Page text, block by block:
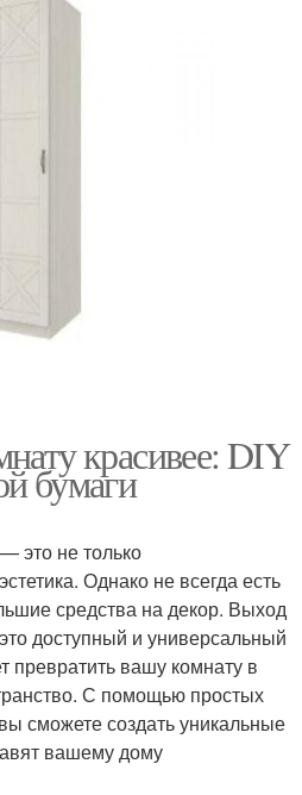
красивее: DIY
бумаги
это не только
Однако не всегда есть
средства на декор. Выход
доступный и универсальный
превратить вашу комнату в
С помощью простых
сможете создать уникальные
вашему дому